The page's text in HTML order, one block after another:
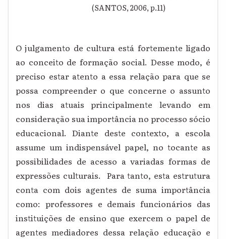
(SANTOS, 2006, p.11)
O julgamento de cultura está fortemente ligado
ao conceito de formação social. Desse modo, é
preciso estar atento a essa relação para que se
possa compreender o que concerne o assunto
nos dias atuais principalmente levando em
consideração sua importância no processo sócio
educacional. Diante deste contexto, a escola
assume um indispensável papel, no tocante as
possibilidades de acesso a variadas formas de
expressões culturais. Para tanto, esta estrutura
conta com dois agentes de suma importância
como: professores e demais funcionários das
instituições de ensino que exercem o papel de
agentes mediadores dessa relação educação e